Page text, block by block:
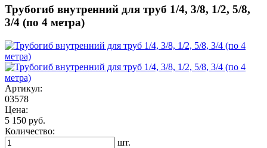
Трубогиб внутренний для труб 1/4, 3/8, 1/2, 5/8,
3/4 (по 4 метра)
Артикул:
03578
Цена:
5 150 руб.
Количество:
шт.